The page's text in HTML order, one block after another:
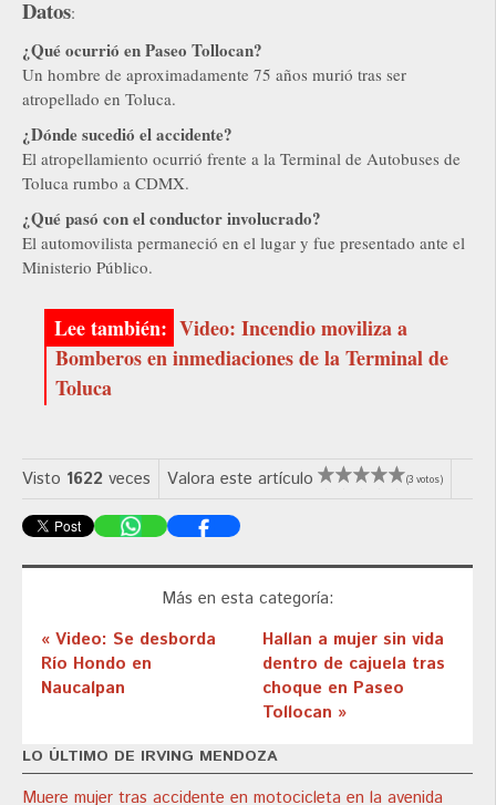
Datos:
¿Qué ocurrió en Paseo Tollocan?
Un hombre de aproximadamente 75 años murió tras ser
atropellado en Toluca.
¿Dónde sucedió el accidente?
El atropellamiento ocurrió frente a la Terminal de Autobuses de
Toluca rumbo a CDMX.
¿Qué pasó con el conductor involucrado?
El automovilista permaneció en el lugar y fue presentado ante el
Ministerio Público.
Video: Incendio moviliza a
Bomberos en inmediaciones de la Terminal de
Toluca
Visto 1622 veces Valora este artículo (3 votos)
Más en esta categoría:
« Video: Se desborda
Río Hondo en
Naucalpan
Hallan a mujer sin vida
dentro de cajuela tras
choque en Paseo
Tollocan »
LO ÚLTIMO DE IRVING MENDOZA
Muere mujer tras accidente en motocicleta en la avenida